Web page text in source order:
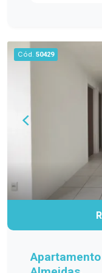
dormitório
organização e
de vidro, e o
condicionado,
perfeita para
vidro,
valorização ao imóvel. Se você
apartamento
para receber
ideal! Entre em
Cód. 50429